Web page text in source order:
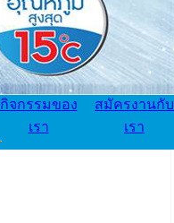
กิจกรรมของ
เรา
สมัครงานกับ
เรา